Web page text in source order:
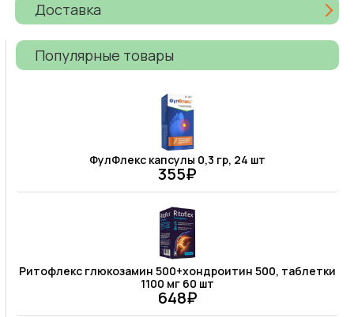
Доставка
Популярные товары
ФулФлекс капсулы 0,3 гр, 24 шт
355₽
Ритофлекс глюкозамин 500+хондроитин 500, таблетки
1100 мг 60 шт
648₽